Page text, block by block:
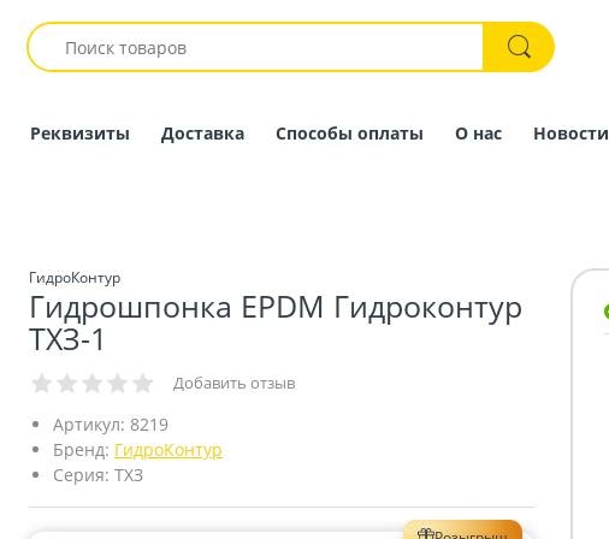
Реквизиты Доставка Способы оплаты О нас Новости
ГидроКонтур
Гидрошпонка EPDM Гидроконтур
ТХЗ-1
Добавить отзыв
Артикул: 8219
Бренд: ГидроКонтур
Серия: ТХЗ